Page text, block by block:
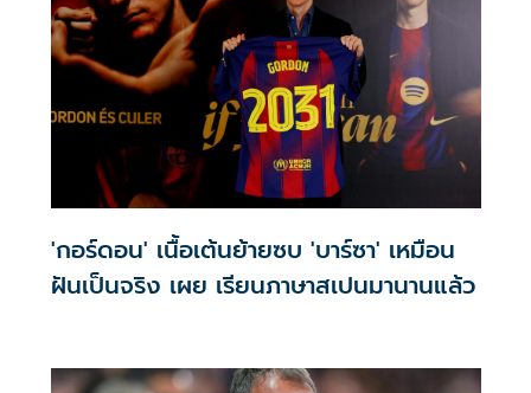
'กอร์ดอน' เนื้อเต้นย้ายซบ 'บาร์ซา' เหมือน
ฝันเป็นจริง เผย เรียนภาษาสเปนมานานแล้ว